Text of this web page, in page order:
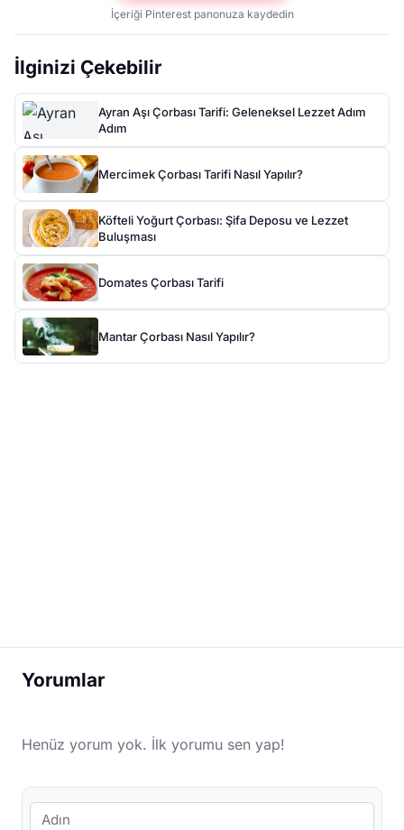
İçeriği Pinterest panonuza kaydedin
İlginizi Çekebilir
Ayran Aşı Çorbası Tarifi: Geleneksel Lezzet Adım
Adım
Mercimek Çorbası Tarifi Nasıl Yapılır?
Köfteli Yoğurt Çorbası: Şifa Deposu ve Lezzet
Buluşması
Domates Çorbası Tarifi
Mantar Çorbası Nasıl Yapılır?
Yorumlar
Henüz yorum yok. İlk yorumu sen yap!